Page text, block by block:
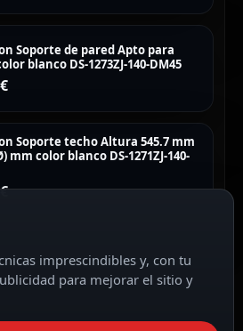
Soporte de pared Apto para
blanco DS-1273ZJ-140-DM45
€
Soporte techo Altura 545.7 mm
mm color blanco DS-1271ZJ-140-
€
imprescindibles y, con tu
para mejorar el sitio y